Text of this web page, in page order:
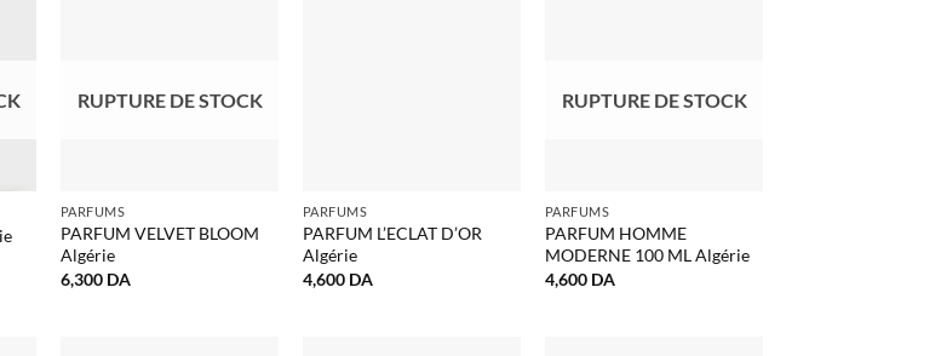
RUPTURE DE STOCK
PARFUMS
PARFUM VELVET BLOOM
Algérie
6,300 DA
PARFUMS
PARFUM L’ECLAT D’OR
Algérie
4,600 DA
RUPTURE DE STOCK
PARFUMS
PARFUM HOMME
MODERNE 100 ML Algérie
4,600 DA